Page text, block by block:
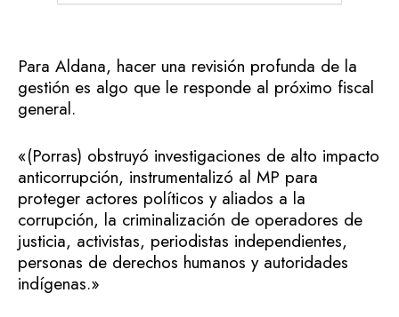
Para Aldana, hacer una revisión profunda de la
gestión es algo que le responde al próximo fiscal
general.
«(Porras) obstruyó investigaciones de alto impacto
anticorrupción, instrumentalizó al MP para
proteger actores políticos y aliados a la
corrupción, la criminalización de operadores de
justicia, activistas, periodistas independientes,
personas de derechos humanos y autoridades
indígenas.»